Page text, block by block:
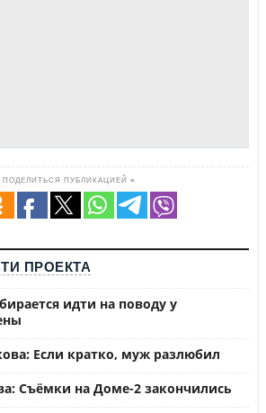
ПОДЕЛИТЬСЯ ПУБЛИКАЦИЕЙ ≡
ПРОЕКТА
идти на поводу у
Если кратко, муж разлюбил
Съёмки на Доме-2 закончились